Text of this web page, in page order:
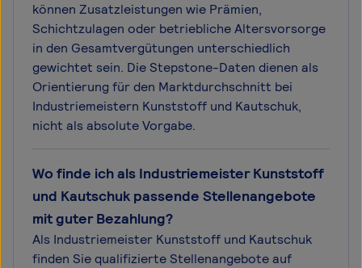
können Zusatzleistungen wie Prämien,
Schichtzulagen oder betriebliche Altersvorsorge
in den Gesamtvergütungen unterschiedlich
gewichtet sein. Die Stepstone-Daten dienen als
Orientierung für den Marktdurchschnitt bei
Industriemeistern Kunststoff und Kautschuk,
nicht als absolute Vorgabe.
Wo finde ich als Industriemeister Kunststoff
und Kautschuk passende Stellenangebote
mit guter Bezahlung?
Als Industriemeister Kunststoff und Kautschuk
finden Sie qualifizierte Stellenangebote auf